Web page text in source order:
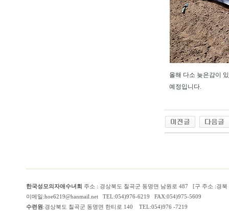
올해 다소 늦은감이
예정입니다.
한국성모의자애수녀회 주소 : 경상북도 칠곡군 동명면 남원로 487 [구 주소 :경
이메일:hoe6219@hanmail.net TEL:054)976-6219 FAX:054)975-5609
수련원:경상북도 칠곡군 동명면 한티로 140 TEL:054)976 -7219